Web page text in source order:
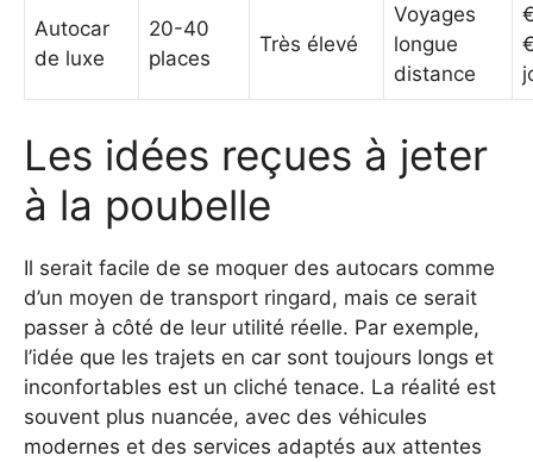
Autocar
de luxe
20-40
places
Très élevé
Voyages
longue
distance
Les idées reçues à jeter
à la poubelle
Il serait facile de se moquer des autocars comme
d’un moyen de transport ringard, mais ce serait
passer à côté de leur utilité réelle. Par exemple,
l’idée que les trajets en car sont toujours longs et
inconfortables est un cliché tenace. La réalité est
souvent plus nuancée, avec des véhicules
modernes et des services adaptés aux attentes